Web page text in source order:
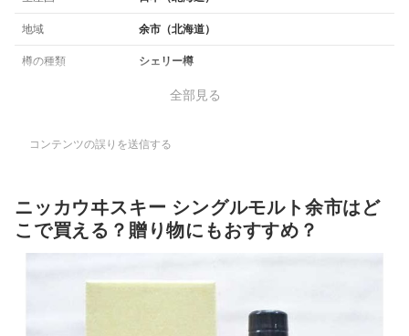
地域 余市（北海道）
樽の種類 シェリー樽
全部見る
コンテンツの誤りを送信する
ニッカウヰスキー シングルモルト余市はど
こで買える？贈り物にもおすすめ？